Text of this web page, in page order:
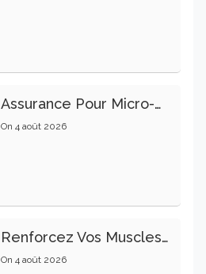
Assurance Pour Micro-Entrepreneur : Les Garanties Essentielles À Connaître
On 4 août 2026
Renforcez Vos Muscles Profonds Pour Apaiser Votre Mal De Dos
On 4 août 2026